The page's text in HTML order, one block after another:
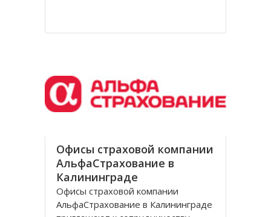
широты, в самых суровых условиях
Офисы страховой компании
АльфаСтрахование в
Калининграде
Офисы страховой компании
АльфаСтрахование в Калининграде